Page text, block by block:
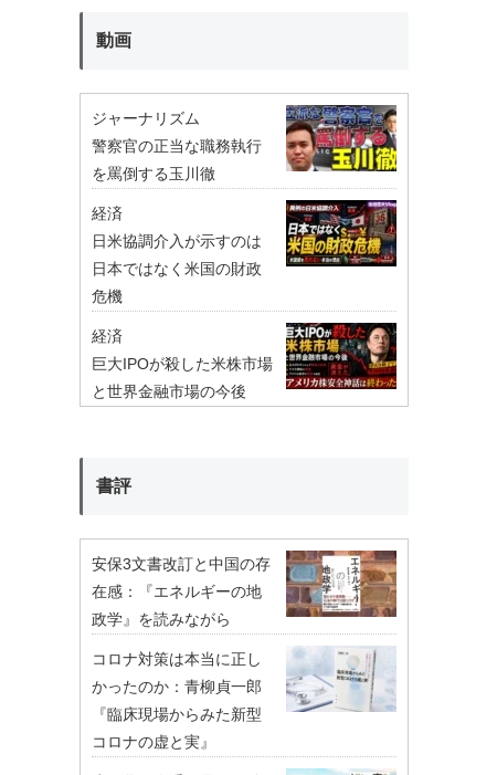
動画
ジャーナリズム
警察官の正当な職務執行
を罵倒する玉川徹
経済
日米協調介入が示すのは
日本ではなく米国の財政
危機
経済
巨大IPOが殺した米株市場
と世界金融市場の今後
書評
安保3文書改訂と中国の存
在感：『エネルギーの地
政学』を読みながら
コロナ対策は本当に正し
かったのか：青柳貞一郎
『臨床現場からみた新型
コロナの虚と実』